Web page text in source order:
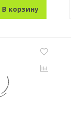
В корзину